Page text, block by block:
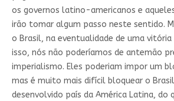
os governos latino-americanos e
irão tomar algum passo neste sentido.
o Brasil, na eventualidade de uma
isso, nós não poderíamos de antemão
imperialismo. Eles poderiam impor um
mas é muito mais difícil bloquear o
desenvolvido país da América Latina, do